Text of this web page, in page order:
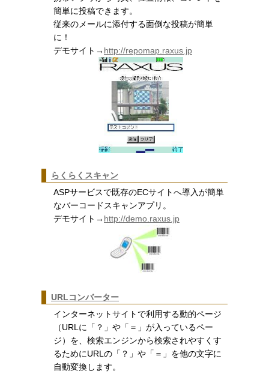
簡単に投稿できます。
従来のメールに添付する面倒な投稿が簡単
に！
デモサイト→ http://repomap.raxus.jp
らくらくスキャン
ASPサービスで既存のECサイトへ導入が簡単
なバーコードスキャンアプリ。
デモサイト→ http://demo.raxus.jp
URLコンバーター
インターネットサイトで利用する動的ページ
（URLに「？」や「＝」が入っているペー
ジ）を、検索エンジンから検索されやすくす
るためにURLの「？」や「＝」を他の文字に
自動変換します。